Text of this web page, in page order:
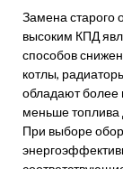
Замена старого
высоким КПД
способов
котлы,
обладают более
меньше топлива
При выборе